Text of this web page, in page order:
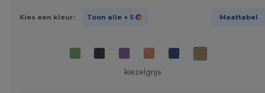
Kies een kleur: Toon alle + 5 Maattabel
kiezelgrijs